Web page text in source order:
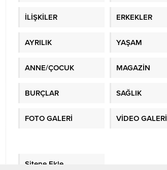
İLİŞKİLER ERKEKLER
AYRILIK YAŞAM
ANNE/ÇOCUK MAGAZİN
BURÇLAR SAĞLIK
FOTO GALERİ VİDEO GALERİ
Sitene Ekle